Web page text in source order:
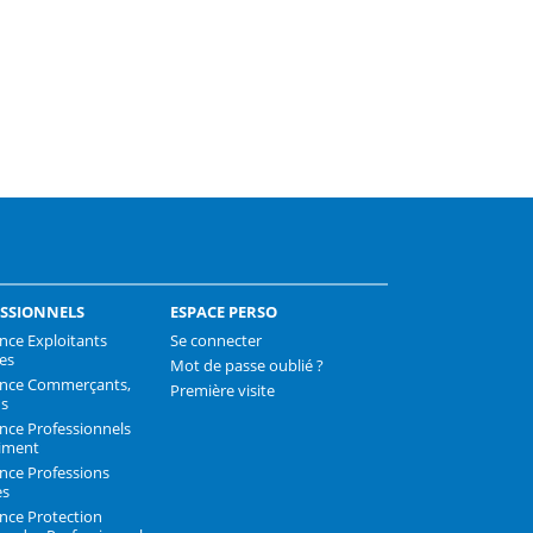
Exploitants
Commerçants,
Professionnels
Professions
Protection
ESPACE PERSO
Se connecter
Mot de passe oublié ?
Première visite